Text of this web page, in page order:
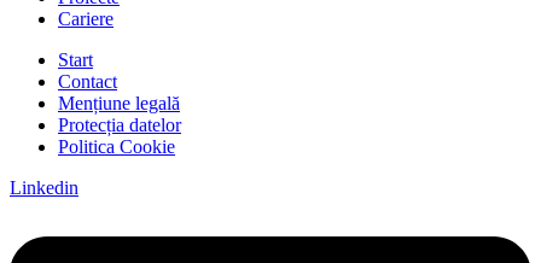
Cariere
Start
Contact
Mențiune legală
Protecția datelor
Politica Cookie
Linkedin